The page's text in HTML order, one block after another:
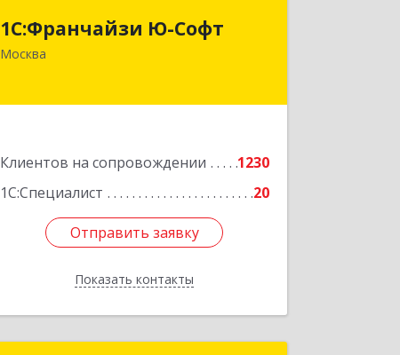
1С:Франчайзи Ю-Софт
Москва
Клиентов на сопровождении
1230
1С:Специалист
20
Отправить заявку
Показать контакты
117149, Москва г, вн.тер.г.
Отправить заявку
Назад